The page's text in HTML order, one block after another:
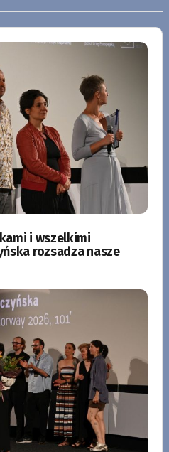
i wszelkimi
rozsadza nasze